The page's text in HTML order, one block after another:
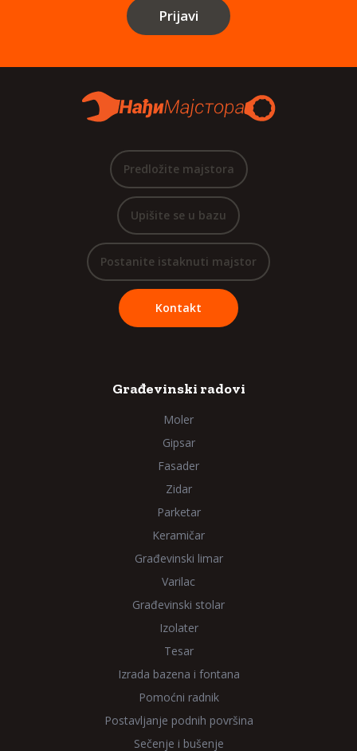
Prijavi
Predložite majstora
Upišite se u bazu
Postanite istaknuti majstor
Kontakt
Građevinski radovi
Moler
Gipsar
Fasader
Zidar
Parketar
Keramičar
Građevinski limar
Varilac
Građevinski stolar
Izolater
Tesar
Izrada bazena i fontana
Pomoćni radnik
Postavljanje podnih površina
Sečenje i bušenje